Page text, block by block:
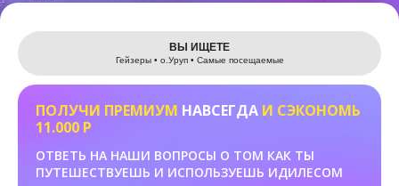
Leaflet
ВЫ ИЩЕТЕ
Гейзеры • о.Уруп • Самые посещаемые
ПОЛУЧИ ПРЕМИУМ НАВСЕГДА И СЭКОНОМЬ
11.000 Р
ОТВЕТЬ НА НАШИ ВОПРОСЫ О ТОМ КАК ТЫ
ПУТЕШЕСТВУЕШЬ И ИСПОЛЬЗУЕШЬ ИДИЛЕСОМ